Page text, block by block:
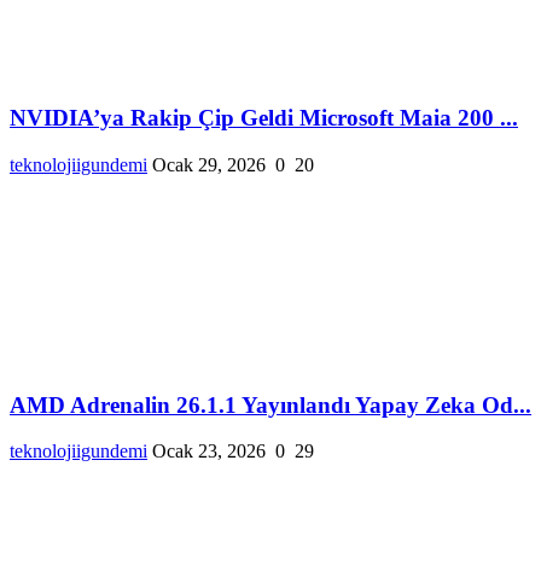
NVIDIA’ya Rakip Çip Geldi Microsoft Maia 200 ...
teknolojiigundemi Ocak 29, 2026 0 20
AMD Adrenalin 26.1.1 Yayınlandı Yapay Zeka Od...
teknolojiigundemi Ocak 23, 2026 0 29